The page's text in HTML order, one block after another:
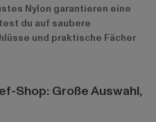
Nylon garantieren eine
du auf saubere
und praktische Fächer
Shop: Große Auswahl,